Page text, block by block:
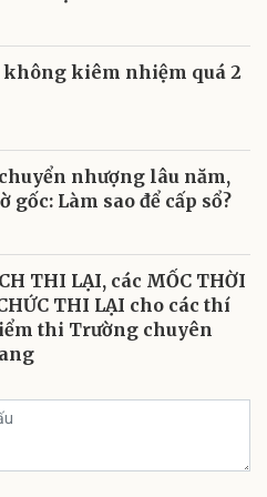
không kiêm nhiệm quá 2
nhượng lâu năm,
gốc: Làm sao để cấp sổ?
THI LẠI, các MỐC THỜI
THI LẠI cho các thí
thi Trường chuyên